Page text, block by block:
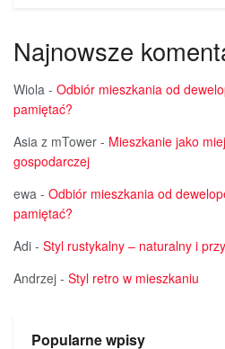
Najnowsze
Wiola - Odbiór mieszkania od
pamiętać?
Asia z mTower - Mieszkanie jako
gospodarczej
ewa - Odbiór mieszkania od
pamiętać?
Adi - Styl rustykalny – naturalny i
Andrzej - Styl retro w mieszkaniu
Popularne wpisy